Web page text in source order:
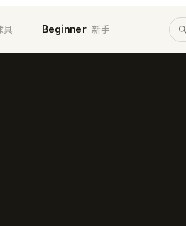
具 Beginner 新手